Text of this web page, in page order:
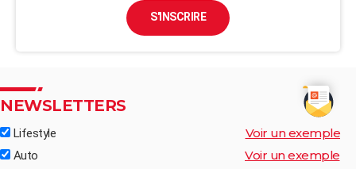
S'INSCRIRE
NEWSLETTERS
Lifestyle Voir un exemple
Auto Voir un exemple